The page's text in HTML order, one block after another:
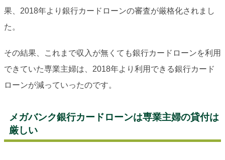
果、2018年より銀行カードローンの審査が厳格化されまし
た。
その結果、これまで収入が無くても銀行カードローンを利用
できていた専業主婦は、2018年より利用できる銀行カード
ローンが減っていったのです。
メガバンク銀行カードローンは専業主婦の貸付は
厳しい